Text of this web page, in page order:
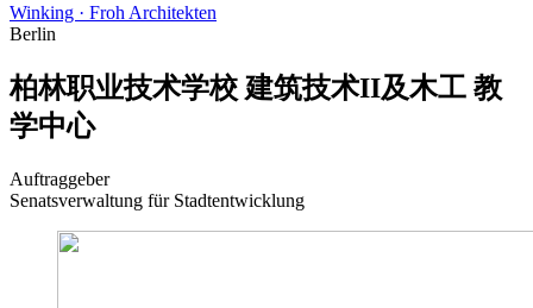
Winking · Froh Architekten
Berlin
柏林职业技术学校 建筑技术II及木工 教
学中心
Auftraggeber
Senatsverwaltung für Stadtentwicklung